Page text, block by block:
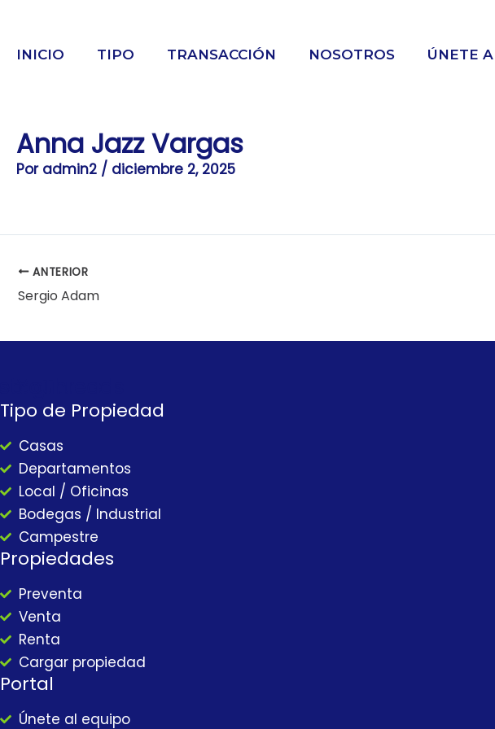
contenido
INICIO TIPO TRANSACCIÓN NOSOTROS ÚNETE
Anna Jazz Vargas
Por admin2 / diciembre 2, 2025
ANTERIOR
Sergio Adam
Tipo de Propiedad
Casas
Departamentos
Local / Oficinas
Bodegas / Industrial
Campestre
Propiedades
Preventa
Venta
Renta
Cargar propiedad
Portal
Únete al equipo